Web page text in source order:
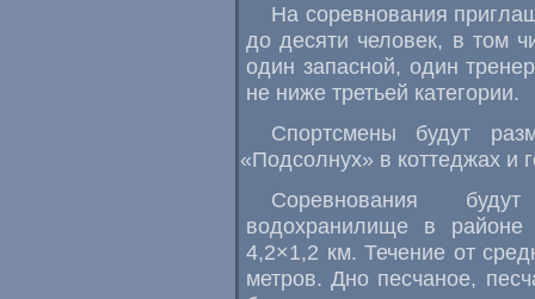
На соревнования
до десяти человек, в том
один запасной, один тренер
не ниже третьей категории.
Спортсмены будут
«Подсолнух» в коттеджах и
Соревнования
водохранилище в районе
4,2×1,2 км. Течение от
метров. Дно песчаное,